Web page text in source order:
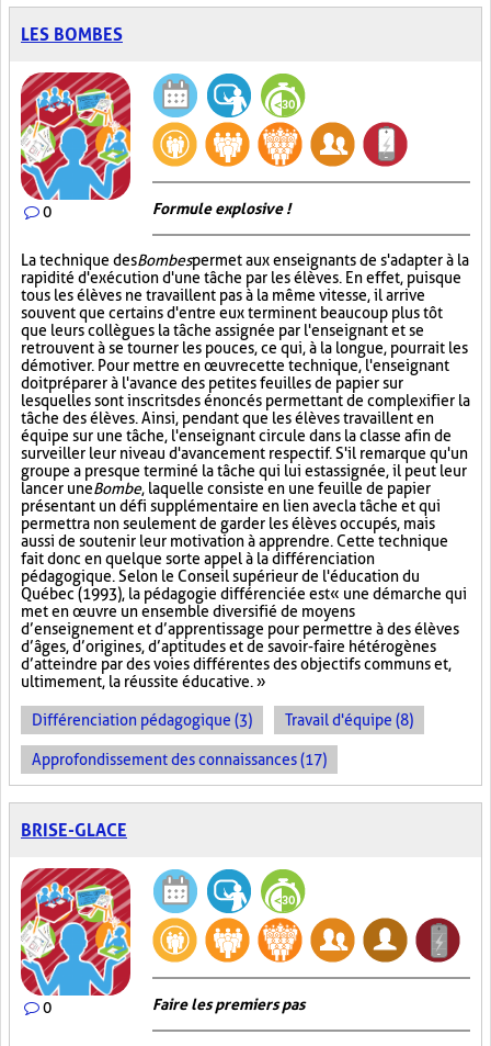
LES BOMBES
0 Formule explosive !
La technique desBombespermet aux enseignants de s'adapter à la
rapidité d'exécution d'une tâche par les élèves. En effet, puisque
tous les élèves ne travaillent pas à la même vitesse, il arrive
souvent que certains d'entre eux terminent beaucoup plus tôt
que leurs collègues la tâche assignée par l'enseignant et se
retrouvent à se tourner les pouces, ce qui, à la longue, pourrait les
démotiver. Pour mettre en œuvre cette technique, l'enseignant
doit préparer à l'avance des petites feuilles de papier sur
lesquelles sont inscrits des énoncés permettant de complexifier la
tâche des élèves. Ainsi, pendant que les élèves travaillent en
équipe sur une tâche, l'enseignant circule dans la classe afin de
surveiller leur niveau d'avancement respectif. S'il remarque qu'un
groupe a presque terminé la tâche qui lui est assignée, il peut leur
lancer uneBombe, laquelle consiste en une feuille de papier
présentant un défi supplémentaire en lien avec la tâche et qui
permettra non seulement de garder les élèves occupés, mais
aussi de soutenir leur motivation à apprendre. Cette technique
fait donc en quelque sorte appel à la différenciation
pédagogique. Selon le Conseil supérieur de l'éducation du
Québec (1993), la pédagogie différenciée est « une démarche qui
met en œuvre un ensemble diversifié de moyens
d’enseignement et d’apprentissage pour permettre à des élèves
d’âges, d’origines, d’aptitudes et de savoir-faire hétérogènes
d’atteindre par des voies différentes des objectifs communs et,
ultimement, la réussite éducative. »
Différenciation pédagogique (3) Travail d'équipe (8)
Approfondissement des connaissances (17)
BRISE-GLACE
0 Faire les premiers pas